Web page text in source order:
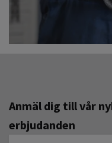
Anmäl dig till vår
erbjudanden